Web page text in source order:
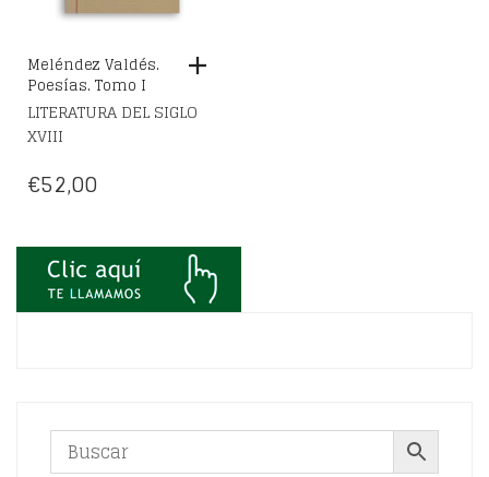
Meléndez Valdés.
Poesías. Tomo I
LITERATURA DEL SIGLO
XVIII
€52,00